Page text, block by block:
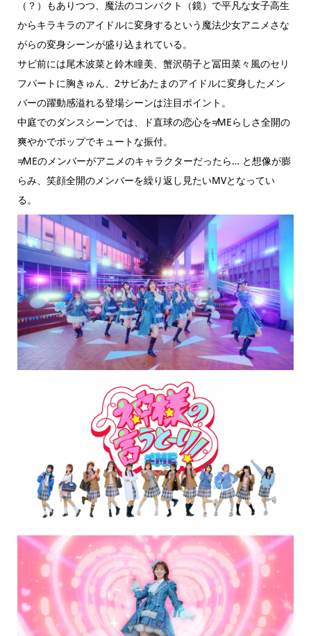
（？）もありつつ、魔法のコンパクト（鏡）で平凡な女子高生
からキラキラのアイドルに変身するという魔法少女アニメさな
がらの変身シーンが盛り込まれている。
サビ前には尾木波菜と鈴木瞳美、蟹沢萌子と冨田菜々風のセリ
フパートに胸きゅん、2サビあたまのアイドルに変身したメン
バーの躍動感溢れる登場シーンは注目ポイント。
中庭でのダンスシーンでは、ド直球の恋心を≠MEらしさ全開の
爽やかでポップでキュートな振付。
≠MEのメンバーがアニメのキャラクターだったら… と想像が膨
らみ、笑顔全開のメンバーを繰り返し見たいMVとなってい
る。